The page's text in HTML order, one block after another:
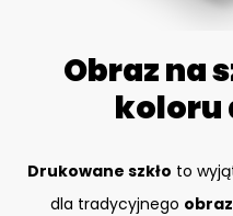
Obraz na
koloru
Drukowane szkło to
dla tradycyjnego